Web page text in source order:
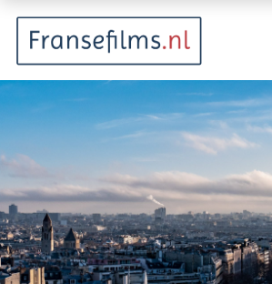
Animatie
Documentaire
Drama
Fantasy